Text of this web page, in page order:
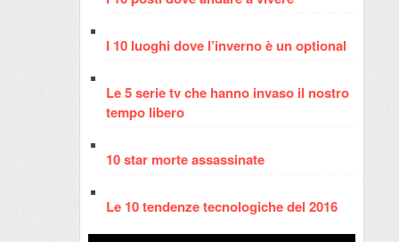
I 10 luoghi dove l’inverno è un optional
Le 5 serie tv che hanno invaso il nostro
tempo libero
10 star morte assassinate
Le 10 tendenze tecnologiche del 2016